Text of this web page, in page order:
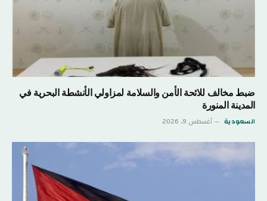
ضبط مخالف للائحة الأمن والسلامة لمزاولي الأنشطة البحرية في
المدينة المنورة
السعودية أغسطس 9, 2026